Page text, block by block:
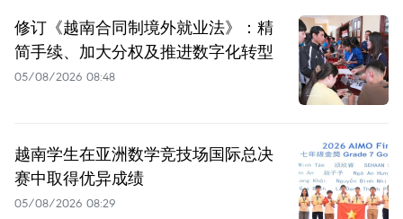
修订《越南合同制境外就业法》：精
简手续、加大分权及推进数字化转型
05/08/2026 08:48
越南学生在亚洲数学竞技场国际总决
赛中取得优异成绩
05/08/2026 08:29